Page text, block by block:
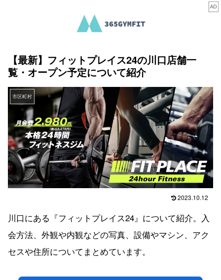
【最新】フィットプレイス24の川口店舗一
覧・オープン予定について紹介
市区町村
2023.10.12
川口にある『フィットプレイス24』について紹介。入
会方法、外観や内観などの写真、設備やマシン、アク
セスや住所についてまとめています。